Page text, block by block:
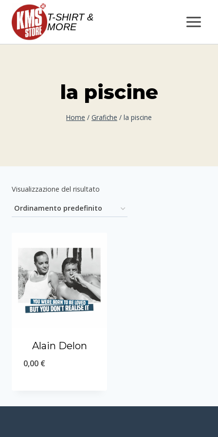
Salta
contenuto
T-SHIRT &
MORE
la piscine
Home / Grafiche / la piscine
Visualizzazione del risultato
Alain Delon
0,00 €